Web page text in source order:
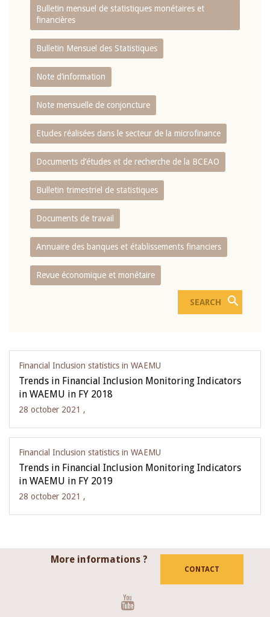
Bulletin mensuel de statistiques monétaires et
financières
Bulletin Mensuel des Statistiques
Note d’information
Note mensuelle de conjoncture
Etudes réalisées dans le secteur de la microfinance
Documents d’études et de recherche de la BCEAO
Bulletin trimestriel de statistiques
Documents de travail
Annuaire des banques et établissements financiers
Revue économique et monétaire
Financial Inclusion statistics in WAEMU
Trends in Financial Inclusion Monitoring Indicators
in WAEMU in FY 2018
28 october 2021 ,
Financial Inclusion statistics in WAEMU
Trends in Financial Inclusion Monitoring Indicators
in WAEMU in FY 2019
28 october 2021 ,
More informations ?
CONTACT